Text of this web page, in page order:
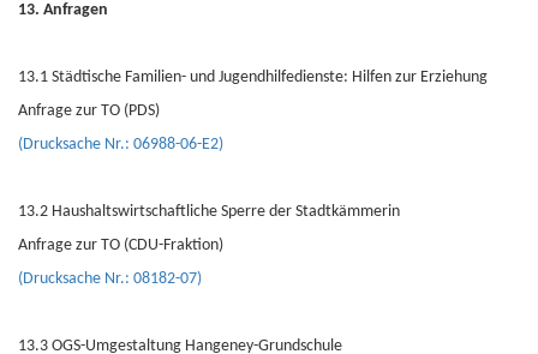
13. Anfragen
13.1 Städtische Familien- und Jugendhilfedienste: Hilfen zur Erziehung
Anfrage zur TO (PDS)
(Drucksache Nr.: 06988-06-E2)
13.2 Haushaltswirtschaftliche Sperre der Stadtkämmerin
Anfrage zur TO (CDU-Fraktion)
(Drucksache Nr.: 08182-07)
13.3 OGS-Umgestaltung Hangeney-Grundschule